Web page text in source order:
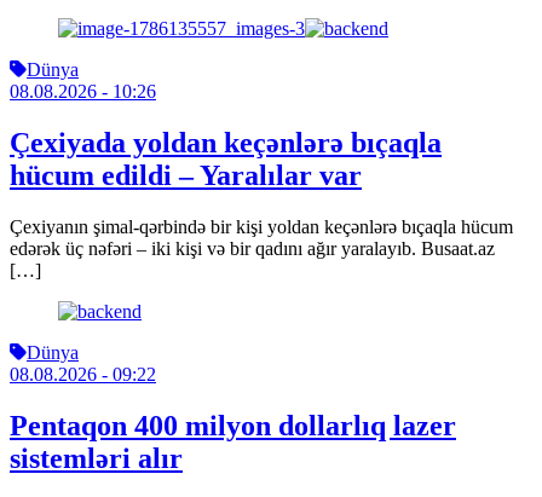
Dünya
08.08.2026 - 10:26
Çexiyada yoldan keçənlərə bıçaqla
hücum edildi – Yaralılar var
Çexiyanın şimal-qərbində bir kişi yoldan keçənlərə bıçaqla hücum
edərək üç nəfəri – iki kişi və bir qadını ağır yaralayıb. Busaat.az
[…]
Dünya
08.08.2026 - 09:22
Pentaqon 400 milyon dollarlıq lazer
sistemləri alır